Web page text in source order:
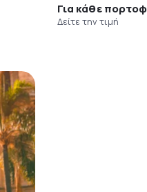
Για κάθε
Δείτε την τιμή